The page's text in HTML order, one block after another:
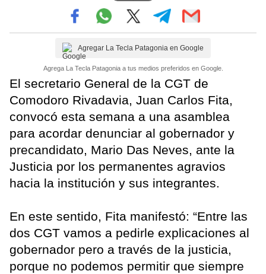
Agregar La Tecla Patagonia en Google
Agrega La Tecla Patagonia a tus medios preferidos en Google.
El secretario General de la CGT de
Comodoro Rivadavia, Juan Carlos Fita,
convocó esta semana a una asamblea
para acordar denunciar al gobernador y
precandidato, Mario Das Neves, ante la
Justicia por los permanentes agravios
hacia la institución y sus integrantes.
En este sentido, Fita manifestó: “Entre las
dos CGT vamos a pedirle explicaciones al
gobernador pero a través de la justicia,
porque no podemos permitir que siempre